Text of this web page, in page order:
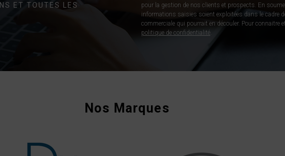
ET TOUTES LES
pour la gestion de nos clients et prospects. En
informations saisies soient exploitées dans le cadre
commerciale qui pourrait en découler. Pour connaitre
politique de confidentialité
Nos Marques